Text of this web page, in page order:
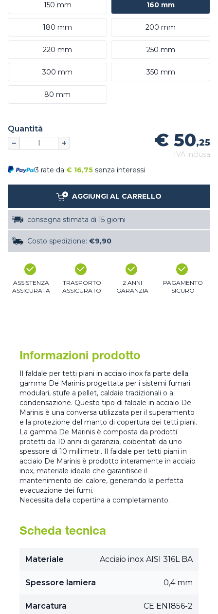
150 mm 160 mm
180 mm 200 mm
220 mm 250 mm
300 mm 350 mm
80 mm
Quantità
€ 50,25
IVA inclusa
3 rate da € 16,75 senza interessi
AGGIUNGI AL CARRELLO
consegna stimata di 15 giorni
Costo spedizione: €9,90
ASSISTENZA
ASSICURATA
TRASPORTO
ASSICURATO
2 ANNI
GARANZIA
PAGAMENTO
SICURO
Informazioni prodotto
Il faldale per tetti piani in acciaio inox fa parte della
gamma De Marinis progettata per i sistemi fumari
modulari, stufe a pellet, caldaie tradizionali o a
condensazione. Questo tipo di faldale in acciaio De
Marinis è una conversa utilizzata per il superamento
e la protezione del manto di copertura dei tetti piani.
La gamma De Marinis è composta da prodotti
protetti da 10 anni di garanzia, coibentati da uno
spessore di 10 millimetri. Il faldale per tetti piani in
acciaio De Marinis è prodotto interamente in acciaio
inox, materiale ideale che garantisce il
mantenimento del calore, generando la perfetta
evacuazione dei fumi.
Necessita della copertina a completamento.
Scheda tecnica
Materiale Acciaio inox AISI 316L BA
Spessore lamiera 0,4 mm
Marcatura CE EN1856-2